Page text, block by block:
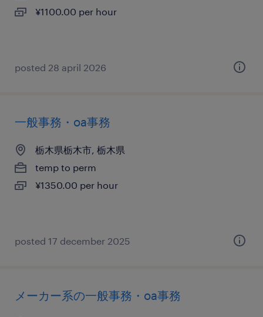
¥1100.00 per hour
posted 28 april 2026
一般事務・oa事務
栃木県栃木市, 栃木県
temp to perm
¥1350.00 per hour
posted 17 december 2025
メーカー系の一般事務・oa事務